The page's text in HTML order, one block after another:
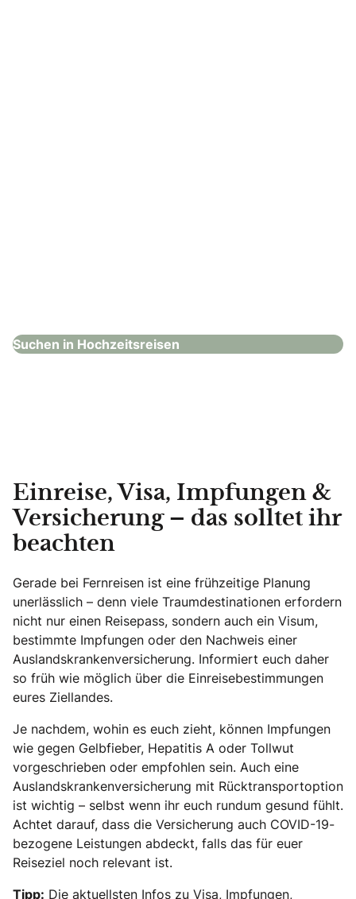
Suchen in Hochzeitsreisen
Einreise, Visa, Impfungen &
Versicherung – das solltet ihr
beachten
Gerade bei Fernreisen ist eine frühzeitige Planung
unerlässlich – denn viele Traumdestinationen erfordern
nicht nur einen Reisepass, sondern auch ein Visum,
bestimmte Impfungen oder den Nachweis einer
Auslandskrankenversicherung. Informiert euch daher
so früh wie möglich über die Einreisebestimmungen
eures Ziellandes.
Je nachdem, wohin es euch zieht, können Impfungen
wie gegen Gelbfieber, Hepatitis A oder Tollwut
vorgeschrieben oder empfohlen sein. Auch eine
Auslandskrankenversicherung mit Rücktransportoption
ist wichtig – selbst wenn ihr euch rundum gesund fühlt.
Achtet darauf, dass die Versicherung auch COVID-19-
bezogene Leistungen abdeckt, falls das für euer
Reiseziel noch relevant ist.
Tipp: Die aktuellsten Infos zu Visa, Impfungen,